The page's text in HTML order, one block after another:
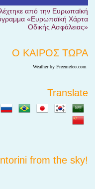
από την Ευρωπαϊκή
«Ευρωπαϊκή Χάρτα
Οδικής Ασφάλειας»
Ο ΚΑΙΡΟΣ ΤΩΡΑ
Weather by Freemeteo.com
Translate
from the sky!